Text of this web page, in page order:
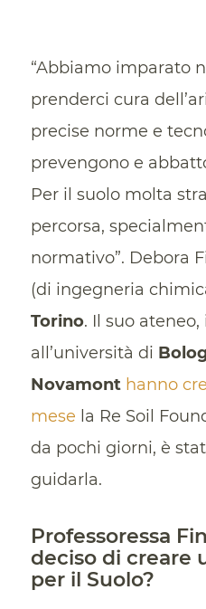
“Abbiamo imparato
prenderci cura
precise norme e
prevengono e
Per il suolo molta
percorsa,
normativo”. Debora
(di ingegneria
Torino. Il suo
all’università di
Novamont hanno
mese la Re Soil
da pochi giorni, è
guidarla.
Professoressa
deciso di creare
per il Suolo?